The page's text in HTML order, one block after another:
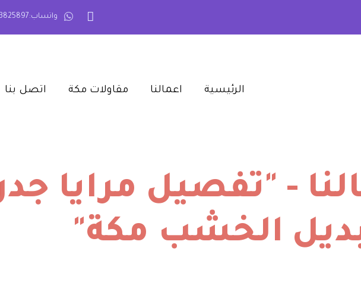
واتساب:0543825897
الرئيسية‎ اعمالنا‎ مقاولات مكة‎ اتصل بنا‎
- "تفصيل مرايا
الخشب مكة"